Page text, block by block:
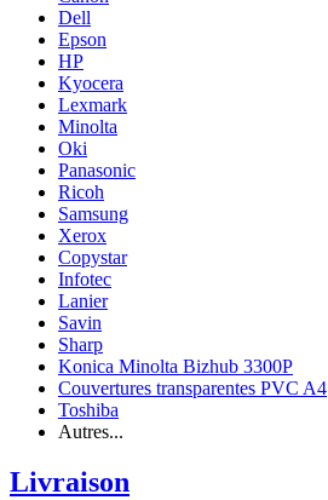
Dell
Epson
HP
Kyocera
Lexmark
Minolta
Oki
Panasonic
Ricoh
Samsung
Xerox
Copystar
Infotec
Lanier
Savin
Sharp
Konica Minolta Bizhub 3300P
Couvertures transparentes PVC A4
Toshiba
Autres...
Livraison